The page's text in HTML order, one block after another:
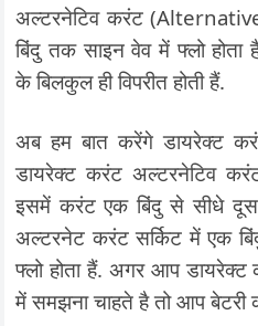
अल्टरनेटिव करंट
बिंदु तक साइन वेव में फ्लो होता
के बिलकुल ही विपरीत होती हैं.
अब हम बात करेंगे डायरेक्ट
डायरेक्ट करंट अल्टरनेटिव
इसमें करंट एक बिंदु से सीधे
अल्टरनेट करंट सर्किट में एक
फ्लो होता हैं. अगर आप
में समझना चाहते है तो आप